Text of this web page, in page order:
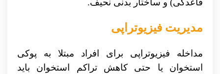
مدیریت فیزیوتراپی
مداخله فیزیوتراپی برای افراد مبتلا به پوکی
استخوان یا حتی کاهش تراکم استخوان باید